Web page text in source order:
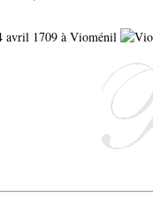
avril 1709 à Vioménil